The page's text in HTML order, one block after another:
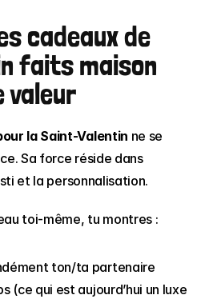
cadeaux de
faits maison
valeur
la Saint-Valentin ne se
Sa force réside dans
et la personnalisation.
toi-même, tu montres :
ton/ta partenaire
(ce qui est aujourd’hui un luxe